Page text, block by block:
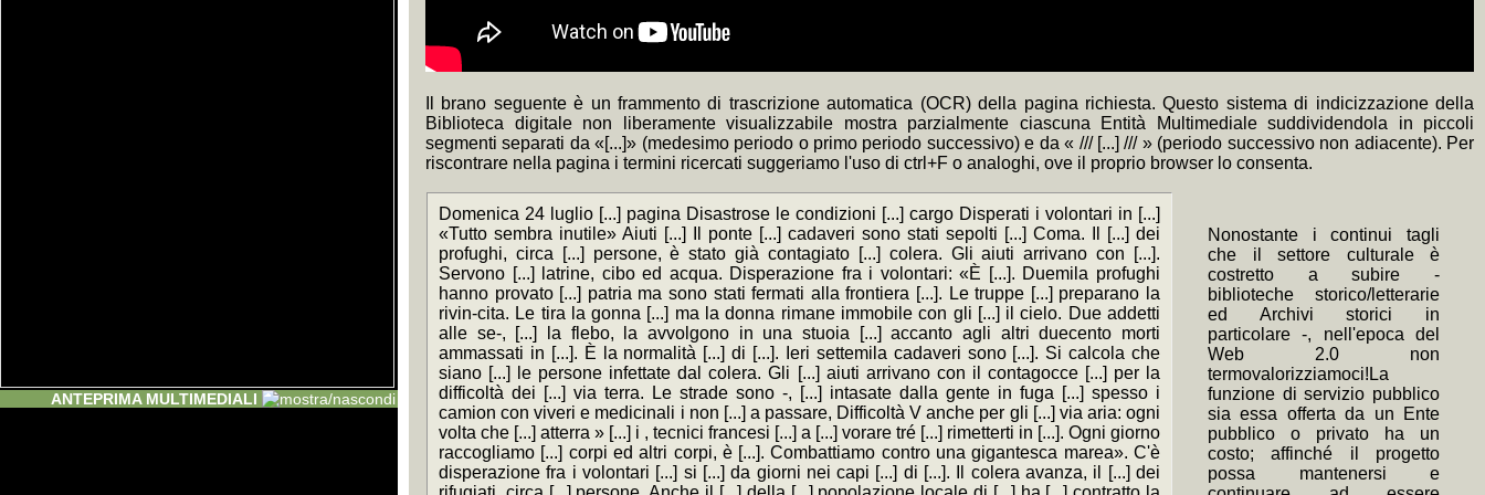
ANTEPRIMA MULTIMEDIALI
Il brano seguente è un frammento di trascrizione automatica (OCR) della pagina richiesta. Questo sistema di indicizzazione della
Biblioteca digitale non liberamente visualizzabile mostra parzialmente ciascuna Entità Multimediale suddividendola in piccoli
segmenti separati da «[...]» (medesimo periodo o primo periodo successivo) e da « /// [...] /// » (periodo successivo non adiacente). Per
riscontrare nella pagina i termini ricercati suggeriamo l'uso di ctrl+F o analoghi, ove il proprio browser lo consenta.
Domenica 24 luglio [...] pagina Disastrose le condizioni [...] cargo Disperati i volontari in [...]
«Tutto sembra inutile» Aiuti [...] Il ponte [...] cadaveri sono stati sepolti [...] Coma. Il [...] dei
profughi, circa [...] persone, è stato già contagiato [...] colera. Gli aiuti arrivano con [...].
Servono [...] latrine, cibo ed acqua. Disperazione fra i volontari: «È [...]. Duemila profughi
hanno provato [...] patria ma sono stati fermati alla frontiera [...]. Le truppe [...] preparano la
rivin-cita. Le tira la gonna [...] ma la donna rimane immobile con gli [...] il cielo. Due addetti
alle se-, [...] la flebo, la avvolgono in una stuoia [...] accanto agli altri duecento morti
ammassati in [...]. È la normalità [...] di [...]. Ieri settemila cadaveri sono [...]. Si calcola che
siano [...] le persone infettate dal colera. Gli [...] aiuti arrivano con il contagocce [...] per la
difficoltà dei [...] via terra. Le strade sono -, [...] intasate dalla gente in fuga [...] spesso i
camion con viveri e medicinali i non [...] a passare, Difficoltà V anche per gli [...] via aria: ogni
volta che [...] atterra » [...] i , tecnici francesi [...] a [...] vorare tré [...] rimetterti in [...]. Ogni giorno
raccogliamo [...] corpi ed altri corpi, è [...]. Combattiamo contro una gigantesca marea». C'è
disperazione fra i volontari [...] si [...] da giorni nei capi [...] di [...]. Il colera avanza, il [...] dei
Nonostante i continui tagli
che il settore culturale è
costretto a subire -
biblioteche storico/letterarie
ed Archivi storici in
particolare -, nell'epoca del
Web 2.0 non
termovalorizziamoci!La
funzione di servizio pubblico
sia essa offerta da un Ente
pubblico o privato ha un
costo; affinché il progetto
possa mantenersi e